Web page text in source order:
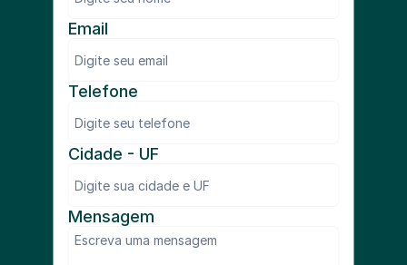
Email
Telefone
Cidade - UF
Mensagem